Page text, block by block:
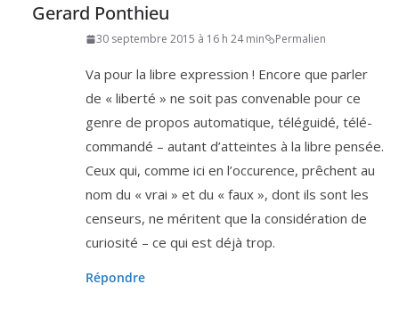
Gerard Ponthieu
30 septembre 2015 à 16 h 24 min Permalien
Va pour la libre expres­sion ! Encore que par­ler
de « liber­té » ne soit pas conve­nable pour ce
genre de pro­pos auto­ma­tique, télé­gui­dé, télé­
com­man­dé – autant d’at­teintes à la libre pen­sée.
Ceux qui, comme ici en l’oc­cu­rence, prêchent au
nom du « vrai » et du « faux », dont ils sont les
cen­seurs, ne méritent que la consi­dé­ra­tion de
curio­si­té – ce qui est déjà trop.
Répondre